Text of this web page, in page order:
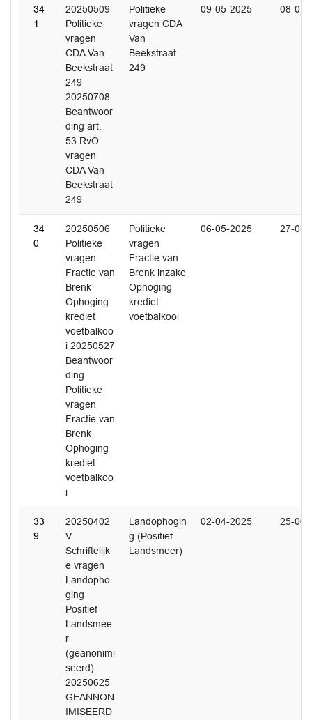
34
1
20250509
Politieke
vragen
CDA Van
Beekstraat
249
20250708
Beantwoor
ding art.
53 RvO
vragen
CDA Van
Beekstraat
249
Politieke
vragen CDA
Van
Beekstraat
249
09-05-2025 08-07-
34
0
20250506
Politieke
vragen
Fractie van
Brenk
Ophoging
krediet
voetbalkoo
i 20250527
Beantwoor
ding
Politieke
vragen
Fractie van
Brenk
Ophoging
krediet
voetbalkoo
i
Politieke
vragen
Fractie van
Brenk inzake
Ophoging
krediet
voetbalkooi
06-05-2025 27-05-
33
9
20250402
V
Schriftelijk
e vragen
Landopho
ging
Positief
Landsmee
r
(geanonimi
seerd)
20250625
GEANNON
IMISEERD
Landophogin
g (Positief
Landsmeer)
02-04-2025 25-06-